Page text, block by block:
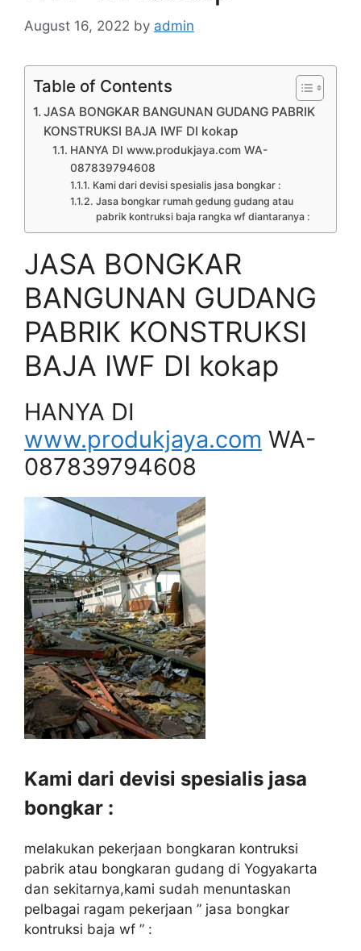
August 16, 2022 by admin
Table of Contents
JASA BONGKAR BANGUNAN GUDANG PABRIK
KONSTRUKSI BAJA IWF DI kokap
HANYA DI www.produkjaya.com WA-
087839794608
Kami dari devisi spesialis jasa bongkar :
Jasa bongkar rumah gedung gudang atau
pabrik kontruksi baja rangka wf diantaranya :
JASA BONGKAR
BANGUNAN GUDANG
PABRIK KONSTRUKSI
BAJA IWF DI kokap
HANYA DI
www.produkjaya.com WA-
087839794608
Kami dari devisi spesialis jasa
bongkar :
melakukan pekerjaan bongkaran kontruksi
pabrik atau bongkaran gudang di Yogyakarta
dan sekitarnya,kami sudah menuntaskan
pelbagai ragam pekerjaan ” jasa bongkar
kontruksi baja wf ” :